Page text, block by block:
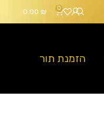
0
0.00 ₪
הזמנת תור